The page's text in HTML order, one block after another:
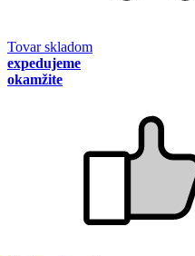
Tovar skladom
expedujeme
okamžite